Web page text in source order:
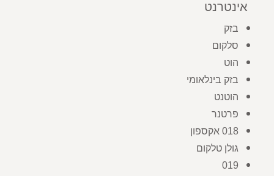
אינטרנט
בזק
סלקום
הוט
בזק בינלאומי
הוטנט
פרטנר
018 אקספון
גולן טלקום
019